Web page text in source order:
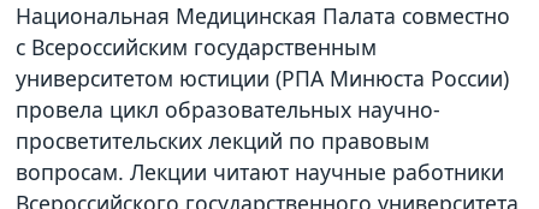
Национальная Медицинская Палата совместно
с Всероссийским государственным
университетом юстиции (РПА Минюста России)
провела цикл образовательных научно-
просветительских лекций по правовым
вопросам. Лекции читают научные работники
Всероссийского государственного университета